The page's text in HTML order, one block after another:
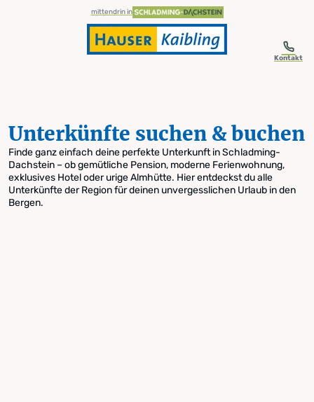
Zum Inhalt springen
Zum Inhaltsverzeichnis springen
Zur Navigation springen
Unterkünfte suchen & buchen
mittendrin in
Kontakt
Unterkünfte suchen & buchen
Finde ganz einfach deine perfekte Unterkunft in Schladming-
Dachstein – ob gemütliche Pension, moderne Ferienwohnung,
exklusives Hotel oder urige Almhütte. Hier entdeckst du alle
Unterkünfte der Region für deinen unvergesslichen Urlaub in den
Bergen.